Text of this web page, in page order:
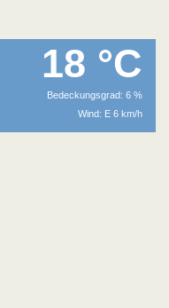
18 °C
Bedeckungsgrad: 6 %
Wind: E 6 km/h